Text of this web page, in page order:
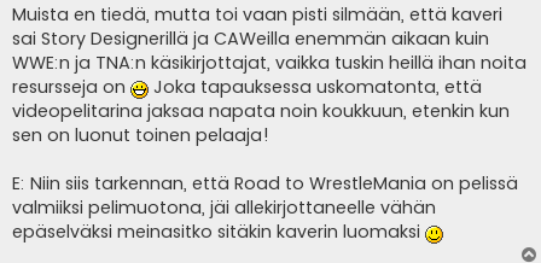
Muista en tiedä, mutta toi vaan pisti silmään, että kaveri
sai Story Designerillä ja CAWeilla enemmän aikaan kuin
WWE:n ja TNA:n käsikirjottajat, vaikka tuskin heillä ihan noita
resursseja on
Joka tapauksessa uskomatonta, että
videopelitarina jaksaa napata noin koukkuun, etenkin kun
sen on luonut toinen pelaaja!
E: Niin siis tarkennan, että Road to WrestleMania on pelissä
valmiiksi pelimuotona, jäi allekirjottaneelle vähän
epäselväksi meinasitko sitäkin kaverin luomaksi